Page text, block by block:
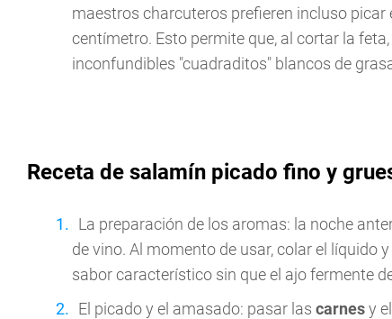
maestros charcuteros prefieren incluso
centímetro. Esto permite que, al cortar la
inconfundibles "cuadraditos" blancos de
Receta de salamín picado fino y
La preparación de los aromas: la noche
de vino. Al momento de usar, colar el líquido
sabor característico sin que el ajo fermente
El picado y el amasado: pasar las carnesy